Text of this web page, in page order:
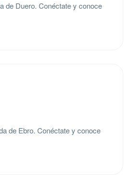
de Duero. Conéctate y conoce
de Ebro. Conéctate y conoce